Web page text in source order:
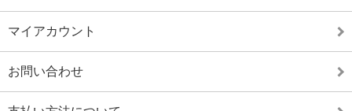
マイアカウント
お問い合わせ